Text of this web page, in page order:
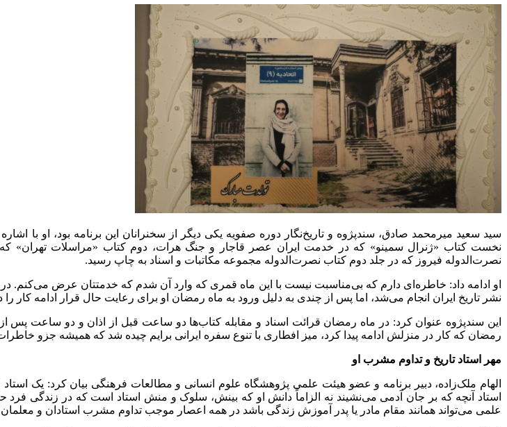
سید سعید میرمحمد صادق، سندپژوه و تاریخ‌نگار دوره صفویه یکی دیگر از سخنرانان این برنامه بود، او با
نخست کتاب «ژنرال سمینو» که در خدمت ایران عصر قاجار و جنگ هرات، دوم کتاب «مراسلات تهران» که
نصرت‌الدوله فیروز که در جلد دوم کتاب نصرت‌الدوله مجموعه مکاتبات و اسناد به چاپ رسید.
او ادامه داد: خاطره‌ای دارم که بی‌مناسبت نیست با این ماه قمری که وارد آن شدم که خدمتتان عرض می‌کنم. در
نشر تاریخ ایران انجام می‌شد، اما پس از چندی به دلیل ورود به ماه رمضان او برای رعایت حال قرار ادامه کار
این سندپژوه عنوان کرد: در ماه رمضان قرائت اسناد و مقابله کتاب‌ها دو ساعت قبل از اذان و دو ساعت پس
رمضان که کار در منزلش ادامه پیدا کرد، میز افطاری با تنوع سفره ایرانی برایم چیده شد که همیشه جزو
مهر استاد تاریخ و تداوم مشرب او
الهام ملک‌زاده، دبیر برنامه و عضو هیئت علمی پژوهشگاه علوم انسانی و مطالعات فرهنگی بیان کرد: یک
استاد آنچه که بر جان آدمی می‌نشیند نه الزاماً دانش او که بینش، سلوک و منش استاد است که در زندگی
علمی می‌تواند همانند مقام مادر یا پدر آموزش زندگی باشد در همه اعصار موجب تداوم مشرب استادان و